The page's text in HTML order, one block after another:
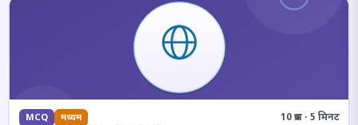
MCQ मध्यम 10 प्रश्न · 5 मिनट